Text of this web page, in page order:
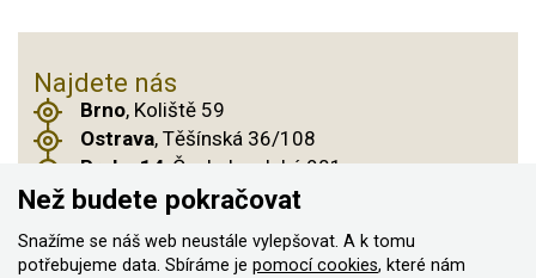
Najdete nás
Brno, Koliště 59
Ostrava, Těšínská 36/108
Praha 14, Českobrodská 901
© 2011–2026 ASN Hakr Brno. Všechna práva
Než budete pokračovat
Snažíme se náš web neustále vylepšovat. A k tomu
potřebujeme data. Sbíráme je pomocí cookies, které nám